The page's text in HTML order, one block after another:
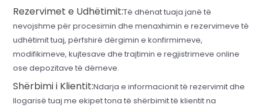
Rezervimet e Udhëtimit:Të dhënat tuaja janë të
nevojshme për procesimin dhe menaxhimin e rezervimeve të
udhëtimit tuaj, përfshirë dërgimin e konfirmimeve,
modifikimeve, kujtesave dhe trajtimin e regjistrimeve online
ose depozitave të dëmeve.
Shërbimi i Klientit:Ndarja e informacionit të rezervimit dhe
llogarisë tuaj me ekipet tona të shërbimit të klientit na